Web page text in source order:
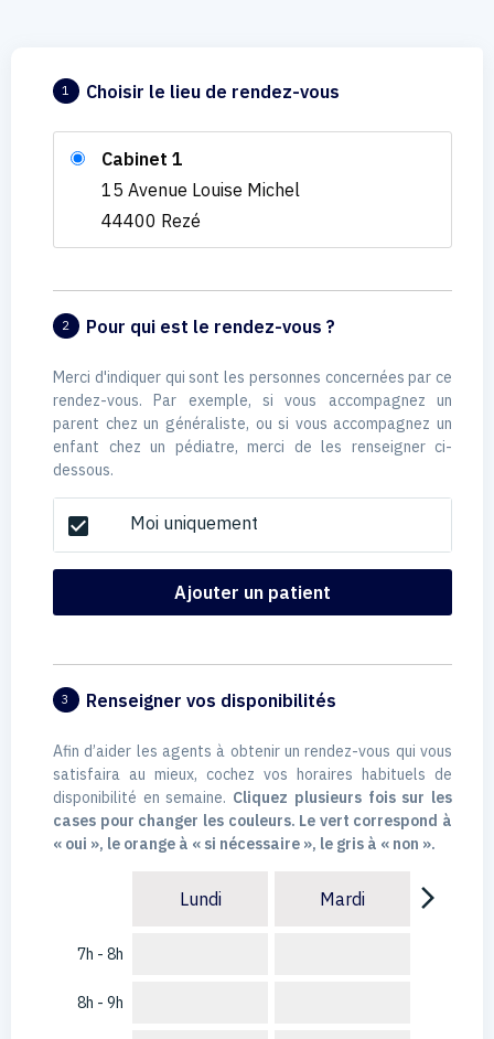
1 Choisir le lieu de rendez-vous
Cabinet 1
15 Avenue Louise Michel
44400 Rezé
2 Pour qui est le rendez-vous ?
Merci d'indiquer qui sont les personnes concernées par ce
rendez-vous. Par exemple, si vous accompagnez un
parent chez un généraliste, ou si vous accompagnez un
enfant chez un pédiatre, merci de les renseigner ci-
dessous.
check_box Moi uniquement
Ajouter un patient
3 Renseigner vos disponibilités
Afin d’aider les agents à obtenir un rendez-vous qui vous
satisfaira au mieux, cochez vos horaires habituels de
disponibilité en semaine. Cliquez plusieurs fois sur les
cases pour changer les couleurs. Le vert correspond à
« oui », le orange à « si nécessaire », le gris à « non ».
7h - 8h
8h - 9h
Lundi Mardi arrow_forward_ios